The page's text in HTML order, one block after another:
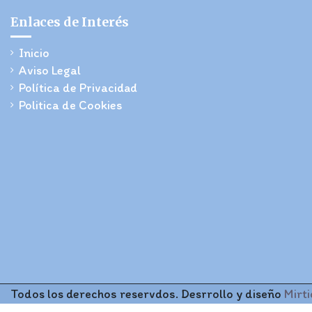
Enlaces de Interés
Inicio
Aviso Legal
Política de Privacidad
Politica de Cookies
Todos los derechos reservdos. Desrrollo y diseño